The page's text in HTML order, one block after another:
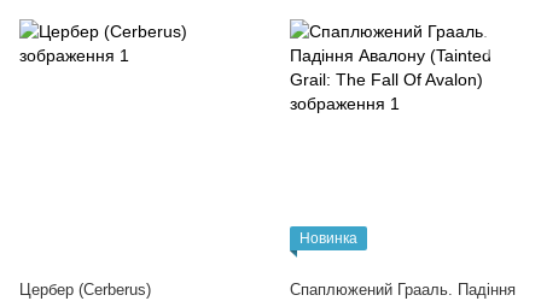
Цербер (Cerberus)
Новинка
Спаплюжений Грааль. Падіння